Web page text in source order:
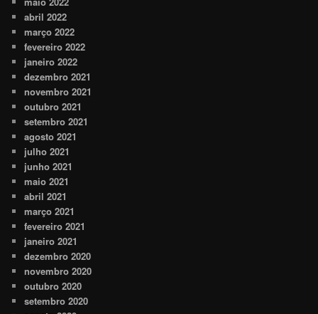
abril 2022
março 2022
fevereiro 2022
janeiro 2022
dezembro 2021
novembro 2021
outubro 2021
setembro 2021
agosto 2021
julho 2021
junho 2021
maio 2021
abril 2021
março 2021
fevereiro 2021
janeiro 2021
dezembro 2020
novembro 2020
outubro 2020
setembro 2020